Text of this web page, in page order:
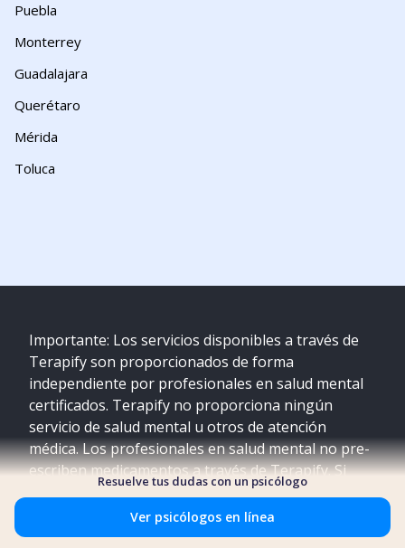
Resuelve tus dudas con un psicólogo
Ver psicólogos en línea
Puebla
Monterrey
Guadalajara
Querétaro
Mérida
Toluca
Importante: Los servicios disponibles a través de
Terapify son proporcionados de forma
independiente por profesionales en salud mental
certificados. Terapify no proporciona ningún
servicio de salud mental u otros de atención
médica. Los profesionales en salud mental no pre-
escriben medicamentos a través de Terapify. Si
estás experimentando una crisis o emergencia, por
favor comunícate a los servicios de emergencia
más cercanos a tu localidad.